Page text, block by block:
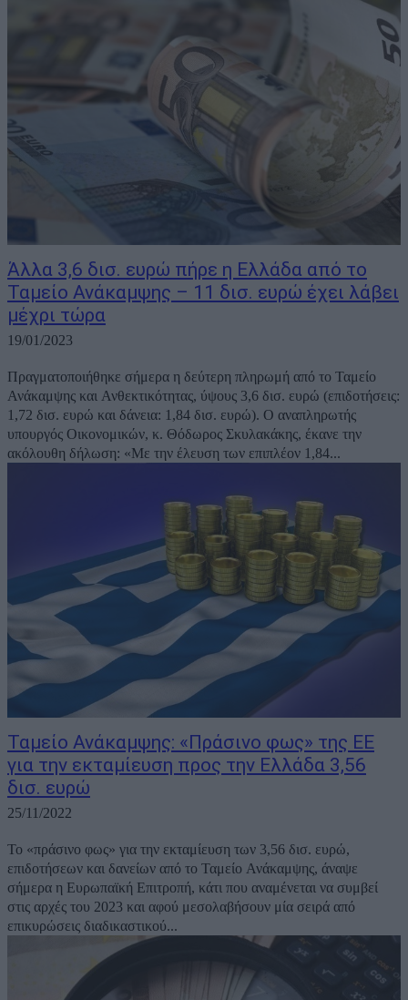
Άλλα 3,6 δισ. ευρώ πήρε η Ελλάδα από το
Ταμείο Ανάκαμψης – 11 δισ. ευρώ έχει λάβει
μέχρι τώρα
19/01/2023
Πραγματοποιήθηκε σήμερα η δεύτερη πληρωμή από το Ταμείο
Ανάκαμψης και Ανθεκτικότητας, ύψους 3,6 δισ. ευρώ (επιδοτήσεις:
1,72 δισ. ευρώ και δάνεια: 1,84 δισ. ευρώ). O αναπληρωτής
υπουργός Οικονομικών, κ. Θόδωρος Σκυλακάκης, έκανε την
ακόλουθη δήλωση: «Με την έλευση των επιπλέον 1,84...
Ταμείο Ανάκαμψης: «Πράσινο φως» της ΕΕ
για την εκταμίευση προς την Ελλάδα 3,56
δισ. ευρώ
25/11/2022
Το «πράσινο φως» για την εκταμίευση των 3,56 δισ. ευρώ,
επιδοτήσεων και δανείων από το Ταμείο Ανάκαμψης, άναψε
σήμερα η Ευρωπαϊκή Επιτροπή, κάτι που αναμένεται να συμβεί
στις αρχές του 2023 και αφού μεσολαβήσουν μία σειρά από
επικυρώσεις διαδικαστικού...